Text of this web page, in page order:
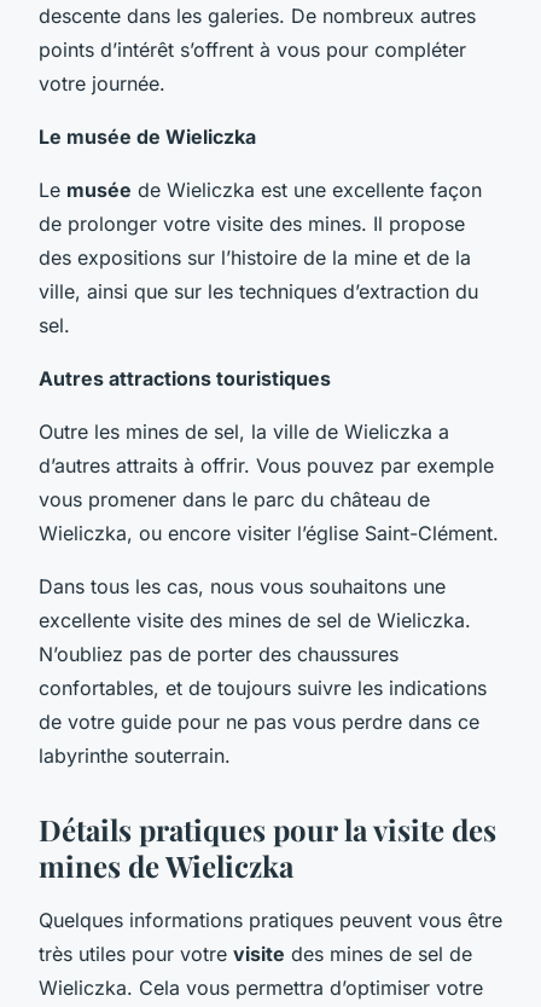
descente dans les galeries. De nombreux autres
points d’intérêt s’offrent à vous pour compléter
votre journée.
Le musée de Wieliczka
Le musée de Wieliczka est une excellente façon
de prolonger votre visite des mines. Il propose
des expositions sur l’histoire de la mine et de la
ville, ainsi que sur les techniques d’extraction du
sel.
Autres attractions touristiques
Outre les mines de sel, la ville de Wieliczka a
d’autres attraits à offrir. Vous pouvez par exemple
vous promener dans le parc du château de
Wieliczka, ou encore visiter l’église Saint-Clément.
Dans tous les cas, nous vous souhaitons une
excellente visite des mines de sel de Wieliczka.
N’oubliez pas de porter des chaussures
confortables, et de toujours suivre les indications
de votre guide pour ne pas vous perdre dans ce
labyrinthe souterrain.
Détails pratiques pour la visite des
mines de Wieliczka
Quelques informations pratiques peuvent vous être
très utiles pour votre visite des mines de sel de
Wieliczka. Cela vous permettra d’optimiser votre